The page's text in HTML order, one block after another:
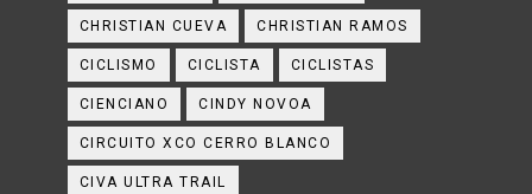
CHRISTIAN CUEVA CHRISTIAN RAMOS
CICLISMO CICLISTA CICLISTAS
CIENCIANO CINDY NOVOA
CIRCUITO XCO CERRO BLANCO
CIVA ULTRA TRAIL